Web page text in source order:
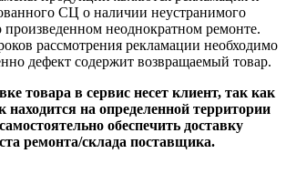
СЦ о наличии неустранимого
произведенном неоднократном ремонте.
рассмотрения рекламации необходимо
дефект содержит возвращаемый товар.
товара в сервис несет клиент, так как
находится на определенной территории
обеспечить доставку
ремонта/склада поставщика.